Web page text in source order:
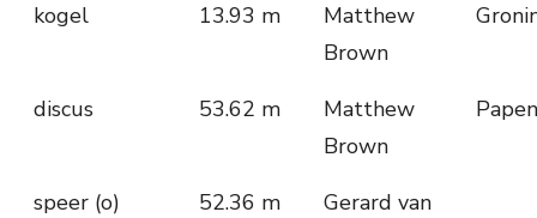
kogel 13.93 m
Matthew
Brown
discus 53.62 m
Matthew
Brown
speer (o) 52.36 m
Gerard van